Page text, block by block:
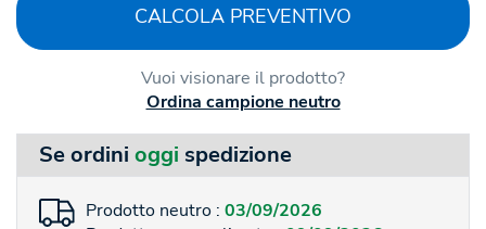
CALCOLA PREVENTIVO
Vuoi visionare il prodotto?
Ordina campione neutro
Se ordini oggi spedizione
Prodotto neutro : 03/09/2026